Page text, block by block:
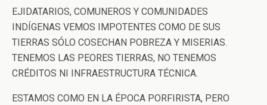
EJIDATARIOS, COMUNEROS Y COMUNIDADES
INDÍGENAS VEMOS IMPOTENTES COMO DE SUS
TIERRAS SÓLO COSECHAN POBREZA Y MISERIAS.
TENEMOS LAS PEORES TIERRAS, NO TENEMOS
CRÉDITOS NI INFRAESTRUCTURA TÉCNICA.
ESTAMOS COMO EN LA ÉPOCA PORFIRISTA, PERO